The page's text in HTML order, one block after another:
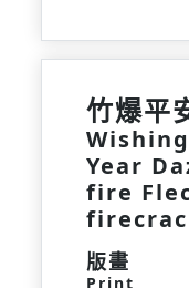
竹爆平
Year
fire
版畫
Print